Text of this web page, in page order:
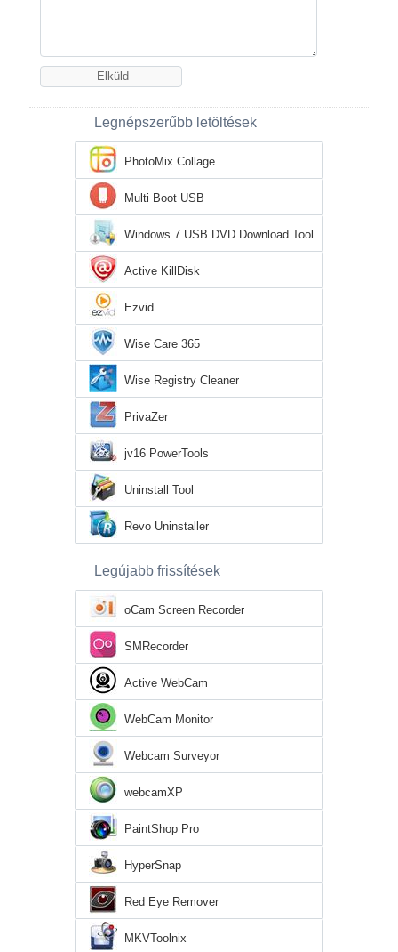
Legnépszerűbb letöltések
PhotoMix Collage
Multi Boot USB
Windows 7 USB DVD Download Tool
Active KillDisk
Ezvid
Wise Care 365
Wise Registry Cleaner
PrivaZer
jv16 PowerTools
Uninstall Tool
Revo Uninstaller
Legújabb frissítések
oCam Screen Recorder
SMRecorder
Active WebCam
WebCam Monitor
Webcam Surveyor
webcamXP
PaintShop Pro
HyperSnap
Red Eye Remover
MKVToolnix